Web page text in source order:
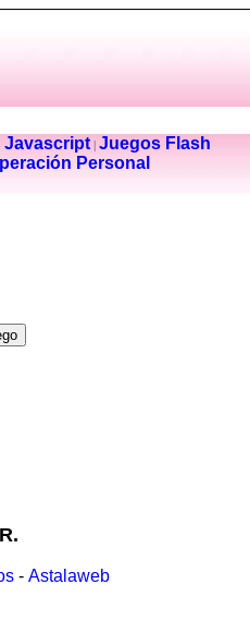
Javascript| Juegos Flash
Personal
- Astalaweb